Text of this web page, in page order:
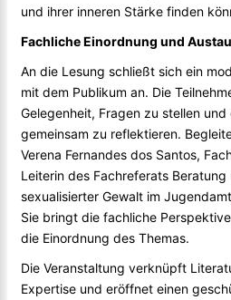
und ihrer inneren Stärke finden
Fachliche Einordnung und
An die Lesung schließt sich ein
mit dem Publikum an. Die
Gelegenheit, Fragen zu stellen und
gemeinsam zu reflektieren.
Verena Fernandes dos Santos,
Leiterin des Fachreferats Beratung
sexualisierter Gewalt im
Sie bringt die fachliche
die Einordnung des Themas.
Die Veranstaltung verknüpft
Expertise und eröffnet einen